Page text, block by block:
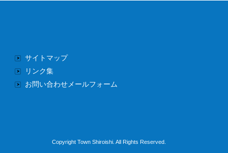
サイトマップ
リンク集
お問い合わせメールフォーム
Copyright Town Shiroishi. All Rights Reserved.